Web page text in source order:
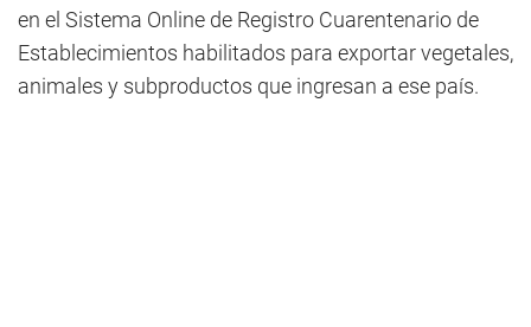
en el Sistema Online de Registro Cuarentenario de
Establecimientos habilitados para exportar vegetales,
animales y subproductos que ingresan a ese país.